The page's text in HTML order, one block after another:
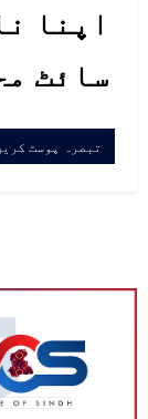
اپنا
سائٹ